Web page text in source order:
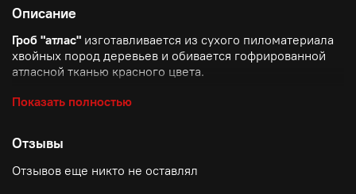
Описание
Гроб "атлас" изготавливается из сухого пиломатериала
хвойных пород деревьев и обивается гофрированной
атласной тканью красного цвета.
Плотный материал - атлас не просвечивает, через него
Данная модель гроба изготавливается под заказ, по
Показать полностью
Отзывы
Отзывов еще никто не оставлял